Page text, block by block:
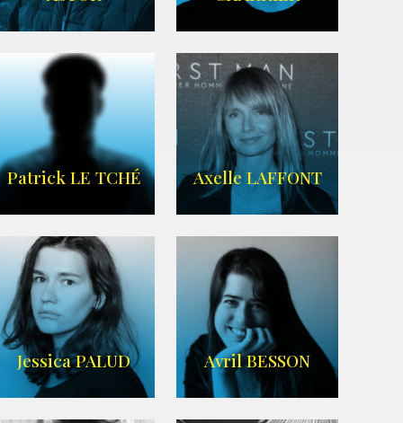
IMDB Imdb,Wikipedia
Patrick LE TCHÉ Axelle LAFFONT
Imdb,Wikipedia
Jessica PALUD Avril BESSON